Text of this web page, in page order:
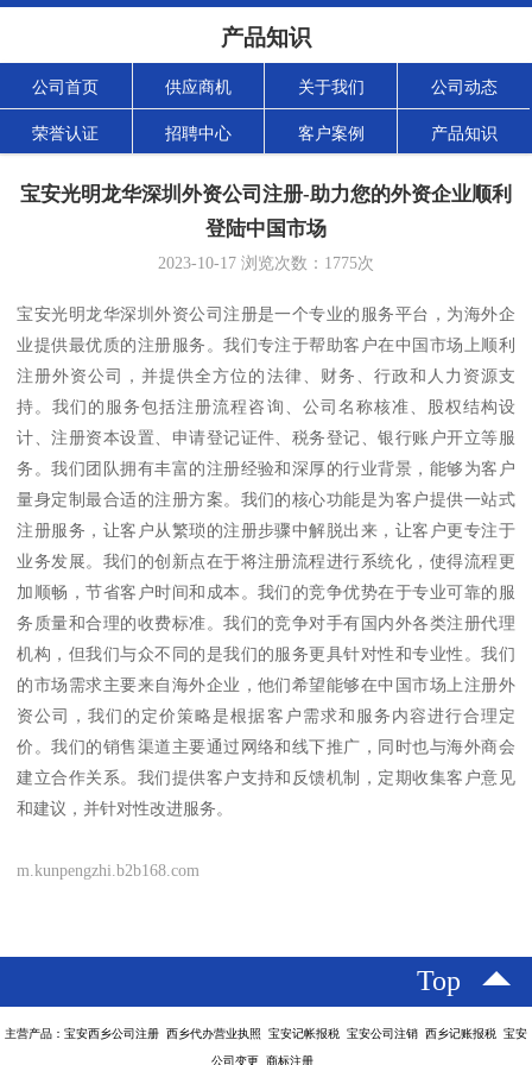
产品知识
公司首页 供应商机 关于我们 公司动态
荣誉认证 招聘中心 客户案例 产品知识
宝安光明龙华深圳外资公司注册-助力您的外资企业顺利
登陆中国市场
2023-10-17 浏览次数： 1775次
宝安光明龙华深圳外资公司注册是一个专业的服务平台，为海外企
业提供最优质的注册服务。我们专注于帮助客户在中国市场上顺利
注册外资公司，并提供全方位的法律、财务、行政和人力资源支
持。我们的服务包括注册流程咨询、公司名称核准、股权结构设
计、注册资本设置、申请登记证件、税务登记、银行账户开立等服
务。我们团队拥有丰富的注册经验和深厚的行业背景，能够为客户
量身定制最合适的注册方案。我们的核心功能是为客户提供一站式
注册服务，让客户从繁琐的注册步骤中解脱出来，让客户更专注于
业务发展。我们的创新点在于将注册流程进行系统化，使得流程更
加顺畅，节省客户时间和成本。我们的竞争优势在于专业可靠的服
务质量和合理的收费标准。我们的竞争对手有国内外各类注册代理
机构，但我们与众不同的是我们的服务更具针对性和专业性。我们
的市场需求主要来自海外企业，他们希望能够在中国市场上注册外
资公司，我们的定价策略是根据客户需求和服务内容进行合理定
价。我们的销售渠道主要通过网络和线下推广，同时也与海外商会
建立合作关系。我们提供客户支持和反馈机制，定期收集客户意见
和建议，并针对性改进服务。
m.kunpengzhi.b2b168.com
Top
主营产品：宝安西乡公司注册 西乡代办营业执照 宝安记帐报税 宝安公司注销 西乡记账报税 宝安
公司变更 商标注册